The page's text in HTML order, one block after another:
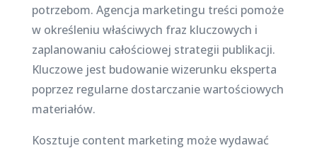
potrzebom. Agencja marketingu treści pomoże
w określeniu właściwych fraz kluczowych i
zaplanowaniu całościowej strategii publikacji.
Kluczowe jest budowanie wizerunku eksperta
poprzez regularne dostarczanie wartościowych
materiałów.
Kosztuje content marketing może wydawać